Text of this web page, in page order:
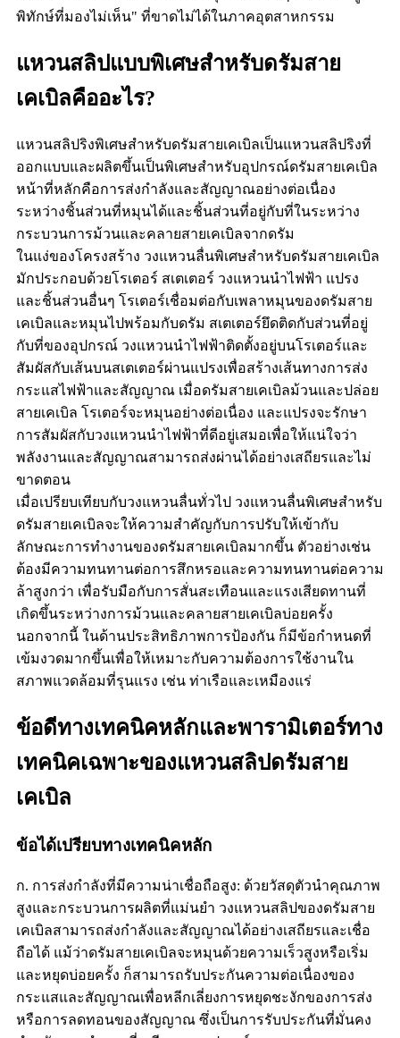
พิทักษ์ที่มองไม่เห็น" ที่ขาดไม่ได้ในภาคอุตสาหกรรม
แหวนสลิปแบบพิเศษสำหรับดรัมสาย
เคเบิลคืออะไร?
แหวนสลิปริงพิเศษสำหรับดรัมสายเคเบิลเป็นแหวนสลิปริงที่
ออกแบบและผลิตขึ้นเป็นพิเศษสำหรับอุปกรณ์ดรัมสายเคเบิล
หน้าที่หลักคือการส่งกำลังและสัญญาณอย่างต่อเนื่อง
ระหว่างชิ้นส่วนที่หมุนได้และชิ้นส่วนที่อยู่กับที่ในระหว่าง
กระบวนการม้วนและคลายสายเคเบิลจากดรัม
ในแง่ของโครงสร้าง วงแหวนลื่นพิเศษสำหรับดรัมสายเคเบิล
มักประกอบด้วยโรเตอร์ สเตเตอร์ วงแหวนนำไฟฟ้า แปรง
และชิ้นส่วนอื่นๆ โรเตอร์เชื่อมต่อกับเพลาหมุนของดรัมสาย
เคเบิลและหมุนไปพร้อมกับดรัม สเตเตอร์ยึดติดกับส่วนที่อยู่
กับที่ของอุปกรณ์ วงแหวนนำไฟฟ้าติดตั้งอยู่บนโรเตอร์และ
สัมผัสกับเส้นบนสเตเตอร์ผ่านแปรงเพื่อสร้างเส้นทางการส่ง
กระแสไฟฟ้าและสัญญาณ เมื่อดรัมสายเคเบิลม้วนและปล่อย
สายเคเบิล โรเตอร์จะหมุนอย่างต่อเนื่อง และแปรงจะรักษา
การสัมผัสกับวงแหวนนำไฟฟ้าที่ดีอยู่เสมอเพื่อให้แน่ใจว่า
พลังงานและสัญญาณสามารถส่งผ่านได้อย่างเสถียรและไม่
ขาดตอน
เมื่อเปรียบเทียบกับวงแหวนลื่นทั่วไป วงแหวนลื่นพิเศษสำหรับ
ดรัมสายเคเบิลจะให้ความสำคัญกับการปรับให้เข้ากับ
ลักษณะการทำงานของดรัมสายเคเบิลมากขึ้น ตัวอย่างเช่น
ต้องมีความทนทานต่อการสึกหรอและความทนทานต่อความ
ล้าสูงกว่า เพื่อรับมือกับการสั่นสะเทือนและแรงเสียดทานที่
เกิดขึ้นระหว่างการม้วนและคลายสายเคเบิลบ่อยครั้ง
นอกจากนี้ ในด้านประสิทธิภาพการป้องกัน ก็มีข้อกำหนดที่
เข้มงวดมากขึ้นเพื่อให้เหมาะกับความต้องการใช้งานใน
สภาพแวดล้อมที่รุนแรง เช่น ท่าเรือและเหมืองแร่
ข้อดีทางเทคนิคหลักและพารามิเตอร์ทาง
เทคนิคเฉพาะของแหวนสลิปดรัมสาย
เคเบิล
ข้อได้เปรียบทางเทคนิคหลัก
ก. การส่งกำลังที่มีความน่าเชื่อถือสูง: ด้วยวัสดุตัวนำคุณภาพ
สูงและกระบวนการผลิตที่แม่นยำ วงแหวนสลิปของดรัมสาย
เคเบิลสามารถส่งกำลังและสัญญาณได้อย่างเสถียรและเชื่อ
ถือได้ แม้ว่าดรัมสายเคเบิลจะหมุนด้วยความเร็วสูงหรือเริ่ม
และหยุดบ่อยครั้ง ก็สามารถรับประกันความต่อเนื่องของ
กระแสและสัญญาณเพื่อหลีกเลี่ยงการหยุดชะงักของการส่ง
หรือการลดทอนของสัญญาณ ซึ่งเป็นการรับประกันที่มั่นคง